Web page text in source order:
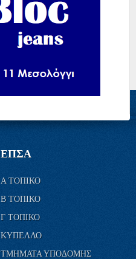
ΕΠΣΑ
Α ΤΟΠΙΚΟ
Β ΤΟΠΙΚΟ
Γ ΤΟΠΙΚΟ
ΚΥΠΕΛΛΟ
ΤΜΗΜΑΤΑ ΥΠΟΔΟΜΗΣ